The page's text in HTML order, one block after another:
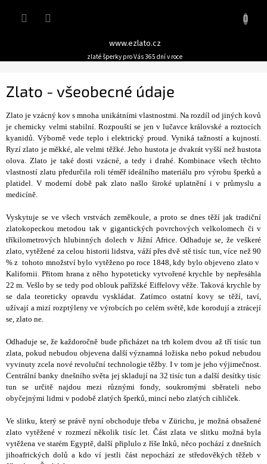
www.ezlato.cz
zlaté šperky pro Vás 365 dní v roce
Zlato - všeobecné údaje
Zlato je vzácný kov s mnoha unikátními vlastnostmi. Na rozdíl od jiných kovů
je chemicky velmi stabilní. Rozpouští se jen v lučavce královské a roztocích
kyanidů. Výborně vede teplo i elektrický proud. Vyniká tažností a kujností.
Ryzí zlato je měkké, ale velmi těžké. Jeho hustota je dvakrát vyšší než hustota
olova. Zlato je také dosti vzácné, a tedy i drahé. Kombinace všech těchto
vlastností zlatu předurčila roli téměř ideálního materiálu pro výrobu šperků a
platidel. V moderní době pak zlato našlo široké uplatnění i v průmyslu a
medicíně.
Vyskytuje se ve všech vrstvách zeměkoule, a proto se dnes těží jak tradiční
zlatokopeckou metodou tak v gigantických povrchových velkolomech či v
tříkilometrových hlubinných dolech v Jižní Africe. Odhaduje se, že veškeré
zlato, vytěžené za celou historii lidstva, váží přes dvě stě tisíc tun, více než 90
% z tohoto množství bylo vytěženo po roce 1848, kdy bylo objeveno zlato v
Kalifornii. Přitom hrana z něho hypoteticky vytvořené krychle by nepřesáhla
22 m. Vešlo by se tedy pod oblouk pařížské Eiffelovy věže. Taková krychle by
se dala teoreticky opravdu vyskládat. Zatímco ostatní kovy se těží, taví,
užívají a mizí rozptýleny ve výrobcích po celém světě, kde korodují a ztrácejí
se, zlato ne.
Odhaduje se, že každoročně bude přicházet na trh kolem dvou až tří tisíc tun
zlata, pokud nebudou objevena další významná ložiska nebo pokud nebudou
vyvinuty zcela nové revoluční technologie těžby. I v tom je jeho výjimečnost.
Centrální banky dnešního světa jej skladují na 32 tisíc tun a další desítky tisíc
tun se určitě najdou mezi různými fondy, soukromými sběrateli nebo
obyčejnými lidmi v podobě zlatých šperků, mincí nebo zlatých cihliček.
Ve slitku, který se právě nyní obchoduje třeba v Zürichu, je možná obsažené
zlato vytěžené v rozmezí několik tisíc let. Část zlata ve slitku možná byla
vytěžena ve starém Egyptě, další připlulo z říše Inků, něco pochází z dnešních
jihoafrických dolů a kdo ví jestli část nepochází ze středověkých těžeb v